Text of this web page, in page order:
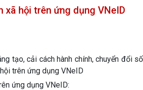
hội trên ứng dụng VNeID
tạo, cải cách hành chính, chuyển đổi
trên ứng dụng VNeID
ứng dụng VNeID: